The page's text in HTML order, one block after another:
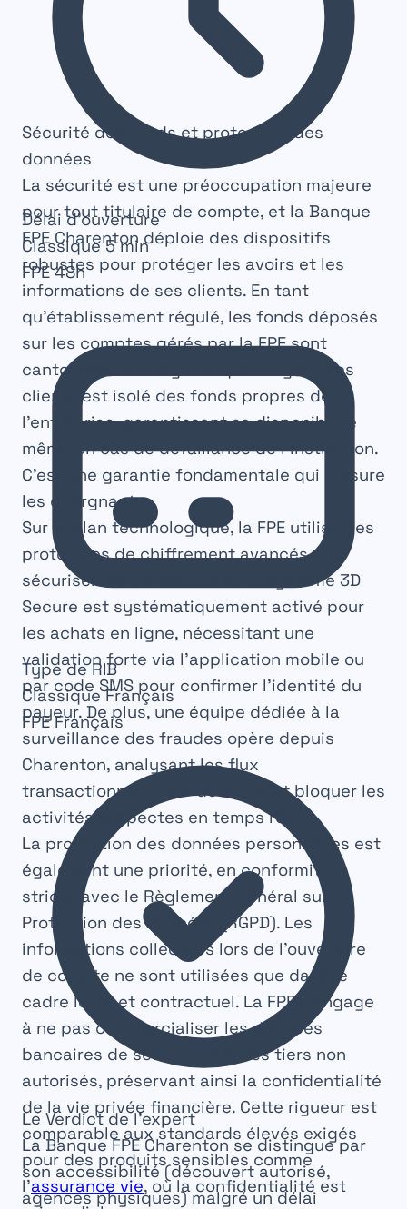
Délai d'ouverture
Classique 5 min
FPE 48h
Type de RIB
Classique Français
FPE Français
Le Verdict de l’expert
LaBanque FPE Charentonse distingue par
son accessibilité (découvert autorisé,
agences physiques) malgré un délai
Sécurité des fonds et protection des
données
La sécurité est une préoccupation majeure
pour tout titulaire de compte, et la Banque
FPE Charenton déploie des dispositifs
robustes pour protéger les avoirs et les
informations de ses clients. En tant
qu’établissement régulé, les fonds déposés
sur les comptes gérés par la FPE sont
cantonnés. Cela signifie que l’argent des
clients est isolé des fonds propres de
l’entreprise, garantissant sa disponibilité
même en cas de défaillance de l’institution.
C’est une garantie fondamentale qui rassure
les épargnants.
Sur le plan technologique, la FPE utilise des
protocoles de chiffrement avancés pour
sécuriser les transactions. Le système 3D
Secure est systématiquement activé pour
les achats en ligne, nécessitant une
validation forte via l’application mobile ou
par code SMS pour confirmer l’identité du
payeur. De plus, une équipe dédiée à la
surveillance des fraudes opère depuis
Charenton, analysant les flux
transactionnels pour détecter et bloquer les
activités suspectes en temps réel.
La protection des données personnelles est
également une priorité, en conformité
stricte avec le Règlement Général sur la
Protection des Données (RGPD). Les
informations collectées lors de l’ouverture
de compte ne sont utilisées que dans le
cadre légal et contractuel. La FPE s’engage
à ne pas commercialiser les données
bancaires de ses clients à des tiers non
autorisés, préservant ainsi la confidentialité
de la vie privée financière. Cette rigueur est
comparable aux standards élevés exigés
pour des produits sensibles comme
l’assurance vie, où la confidentialité est